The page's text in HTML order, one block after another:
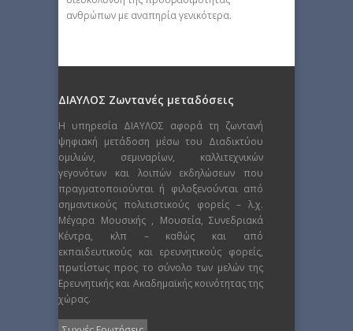
ανθρώπων με αναπηρία γενικότερα.
ΔΙΑΥΛΟΣ Ζωντανές μεταδόσεις
Η υπηρεσία ΔΙΑΥΛΟΣ αφορά τη ζωντανή
ψηφιακή μετάδοση μέσω του Διαδικτύου
ομιλιών, σεμιναρίων, καλλιτεχνικών
γεγονότων και λοιπών εκδηλώσεων που
πραγματοποιούνται ή φιλοξενούνται από
σημαντικούς πολιτιστικούς φορείς – λ.χ.
Μέγαρα Μουσικής , Μουσεία, Συνεδριακά
Κέντρα, κλπ – καθώς και από
εκπαιδευτικούς και ερευνητικούς φορείς,
πρωτίστως προς το σύνολο των μελών της
Ερευνητικής και Ακαδημαϊκής κοινότητας της
χώρας.